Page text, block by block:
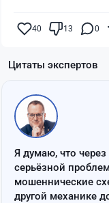
40 13 0
Цитаты экспертов
Я думаю, что через
серьёзной
мошеннические
другой механике